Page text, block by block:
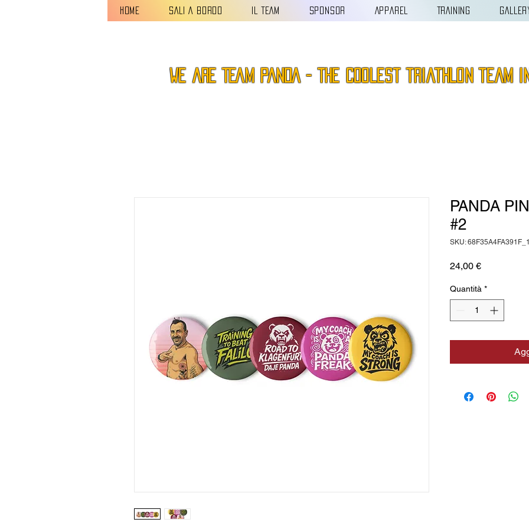
HOME SALI A BORDO IL TEAM SPONSOR APPAREL TRAINING
we are TEAM PANDA - the coolest triathlon team
PANDA
#2
SKU:
24,00 €Prezzo
Quantità *